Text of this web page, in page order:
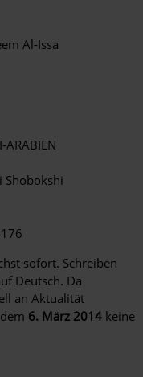
Al-Issa
ARABIEN
Shobokshi
sofort. Schreiben
Deutsch. Da
an Aktualität
6. März 2014 keine